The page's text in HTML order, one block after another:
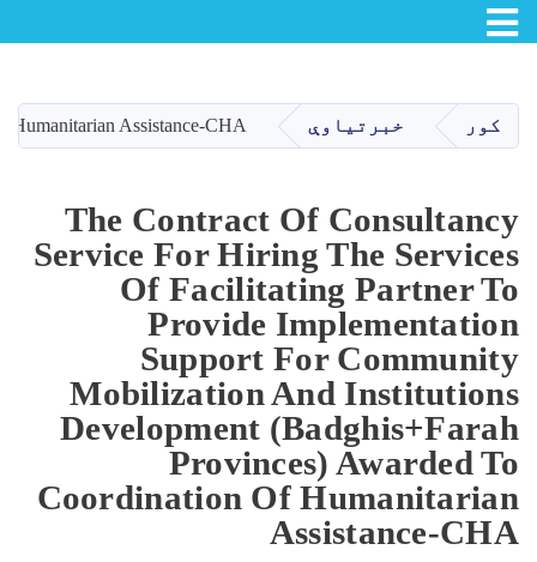
دانګل
Toggle navigation
کور خبرتیاوې Humanitarian Assistance-CHA
The Contract Of Consultancy
Service For Hiring The Services
Of Facilitating Partner To
Provide Implementation
Support For Community
Mobilization And Institutions
Development (Badghis+Farah
Provinces) Awarded To
Coordination Of Humanitarian
Assistance-CHA